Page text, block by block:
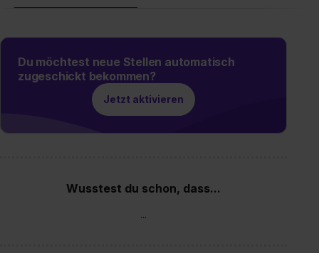
Du möchtest neue Stellen automatisch
zugeschickt bekommen?
Jetzt aktivieren
Wusstest du schon, dass...
...